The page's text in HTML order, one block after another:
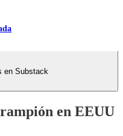
en Substack
en EEUU